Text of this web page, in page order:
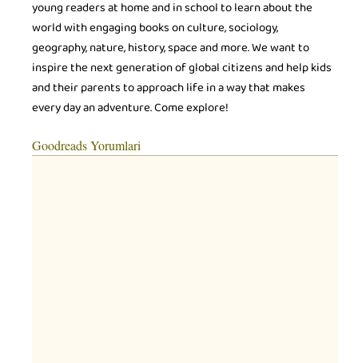
young readers at home and in school to learn about the
world with engaging books on culture, sociology,
geography, nature, history, space and more. We want to
inspire the next generation of global citizens and help kids
and their parents to approach life in a way that makes
every day an adventure. Come explore!
Goodreads Yorumlari